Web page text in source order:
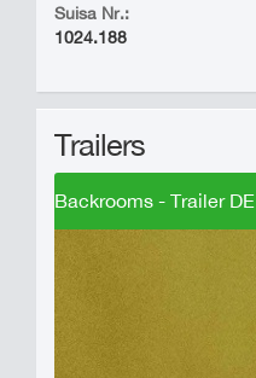
Suisa Nr.:
1024.188
Trailers
Backrooms - Trailer DE